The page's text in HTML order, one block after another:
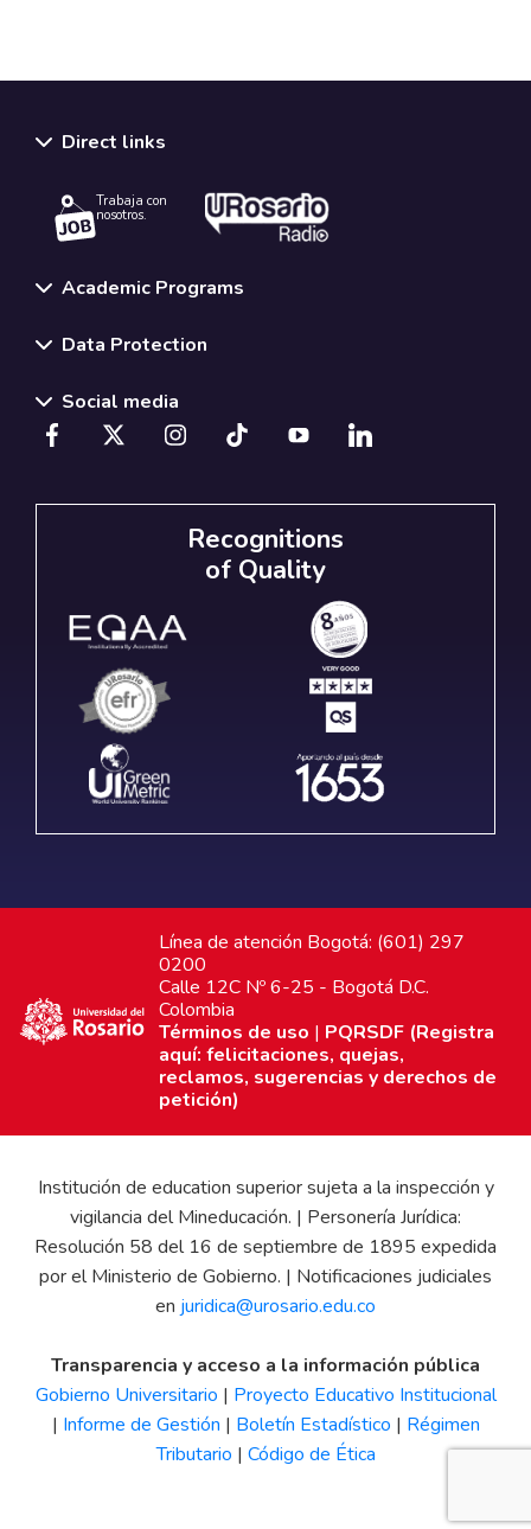
Direct links
Trabaja con
nosotros.
Academic Programs
Data Protection
Social media
Recognitions
of Quality
Línea de atención Bogotá: (601) 297
0200
Calle 12C Nº 6-25 - Bogotá D.C.
Colombia
Términos de uso | PQRSDF (Registra
aquí: felicitaciones, quejas,
reclamos, sugerencias y derechos de
petición)
Institución de education superior sujeta a la inspección y
vigilancia del Mineducación. | Personería Jurídica:
Resolución 58 del 16 de septiembre de 1895 expedida
por el Ministerio de Gobierno. | Notificaciones judiciales
en juridica@urosario.edu.co
Transparencia y acceso a la información pública
Gobierno Universitario | Proyecto Educativo Institucional
| Informe de Gestión | Boletín Estadístico | Régimen
Tributario | Código de Ética